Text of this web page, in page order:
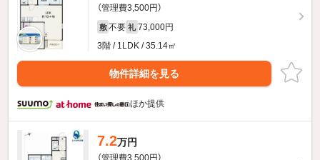
（管理費3,500円）
敷 不要 礼 73,000円
3階 / 1LDK / 35.14㎡
物件詳細を見る
ほか提供
7.2万円
（管理費3,500円）